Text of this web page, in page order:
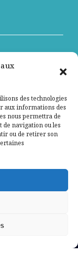
des technologies
aux informations des
nous permettra de
de navigation ou les
ou de retirer son